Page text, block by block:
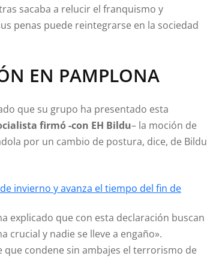
sacaba a relucir el franquismo y
penas puede reintegrarse en la sociedad
EN PAMPLONA
que su grupo ha presentado esta
firmó -con EH Bildu– la moción de
por un cambio de postura, dice, de Bildu
invierno y avanza el tiempo del fin de
explicado que con esta declaración buscan
crucial y nadie se lleve a engaño».
que condene sin ambajes el terrorismo de